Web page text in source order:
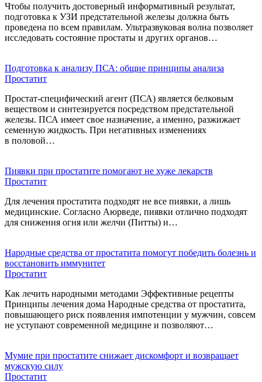
Чтобы получить достоверный информативный результат,
подготовка к УЗИ предстательной железы должна быть
проведена по всем правилам. Ультразвуковая волна позволяет
исследовать состояние простаты и других органов…
Подготовка к анализу ПСА: общие принципы анализа
Простатит
Простат-специфический агент (ПСА) является белковым
веществом и синтезируется посредством предстательной
железы. ПСА имеет свое назначение, а именно, разжижает
семенную жидкость. При негативных изменениях
в половой…
Пиявки при простатите помогают не хуже лекарств
Простатит
Для лечения простатита подходят не все пиявки, а лишь
медицинские. Согласно Аюрведе, пиявки отлично подходят
для снижения огня или желчи (Питты) и…
Народные средства от простатита помогут победить болезнь и
восстановить иммунитет
Простатит
Как лечить народными методами Эффективные рецепты
Принципы лечения дома Народные средства от простатита,
повышающего риск появления импотенции у мужчин, совсем
не уступают современной медицине и позволяют…
Мумие при простатите снижает дискомфорт и возвращает
мужскую силу
Простатит